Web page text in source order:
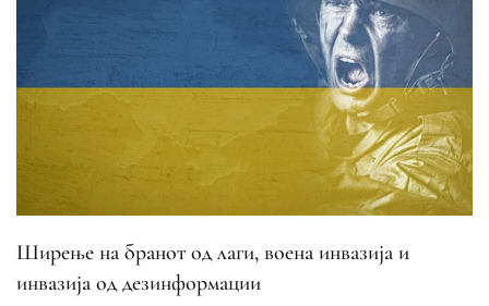
Ширење на бранот од лаги, воена инвазија и
инвазија од дезинформации